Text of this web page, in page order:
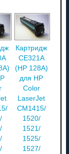
Картридж
CE321A
(HP 128A)
для HP
Color
LaserJet
CM1415/
1520/
1521/
1525/
1527/